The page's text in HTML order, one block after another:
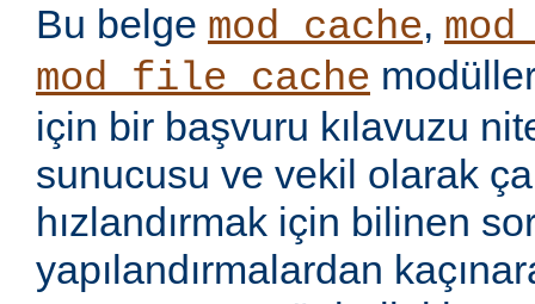
Bu belge mod_cache,
mod_file_cache
için bir başvuru kılavuzu
sunucusu ve vekil olarak
hızlandırmak için bilinen
yapılandırmalardan